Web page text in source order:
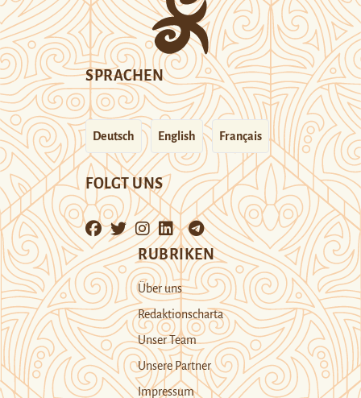
SPRACHEN
Deutsch English Français
FOLGT UNS
RUBRIKEN
Über uns
Redaktionscharta
Unser Team
Unsere Partner
Impressum